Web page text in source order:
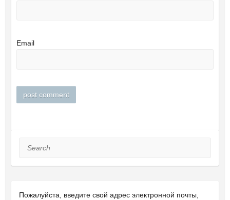
Email
Search
Пожалуйста, введите свой ​​адрес электронной почты,